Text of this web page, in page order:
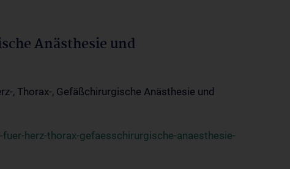
Anästhesie und
, Thorax-, Gefäßchirurgische Anästhesie und
herz-thorax-gefaesschirurgische-anaesthesie-